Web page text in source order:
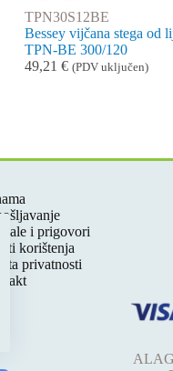
TPN30S12BE
Bessey vijčana stega od
TPN-BE 300/120
49,21€ (PDV uključen)
i prigovori
korištenja
privatnosti